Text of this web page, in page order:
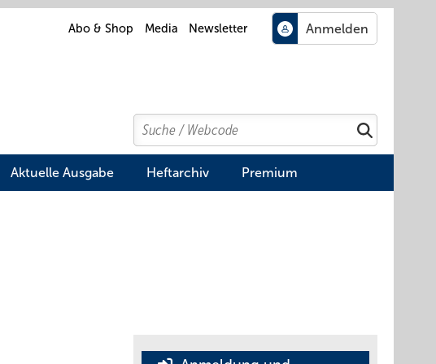
Abo & Shop Media Newsletter
Search
Suchen
Aktuelle Ausgabe Heftarchiv Premium